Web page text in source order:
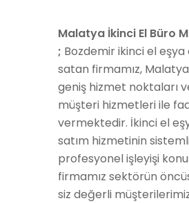
Malatya İkinci El Büro
; Bozdemir ikinci el eşya
satan firmamız,
geniş hizmet noktaları
müşteri hizmetleri ile
vermektedir. İkinci el
satım hizmetinin
profesyonel işleyişi
firmamız sektörün
siz değerli